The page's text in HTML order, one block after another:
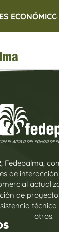
Fedepalma,
de
de
otros.